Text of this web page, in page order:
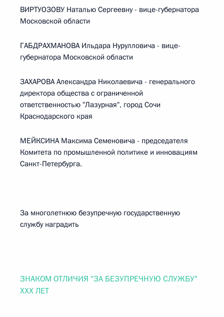
ВИРТУОЗОВУ Наталью Сергеевну - вице-губернатора
Московской области
ГАБДРАХМАНОВА Ильдара Нурулловича - вице-
губернатора Московской области
ЗАХАРОВА Александра Николаевича - генерального
директора общества с ограниченной
ответственностью "Лазурная", город Сочи
Краснодарского края
МЕЙКСИНА Максима Семеновича - председателя
Комитета по промышленной политике и инновациям
Санкт-Петербурга.
За многолетнюю безупречную государственную
службу наградить
ЗНАКОМ ОТЛИЧИЯ "ЗА БЕЗУПРЕЧНУЮ СЛУЖБУ"
XXX ЛЕТ